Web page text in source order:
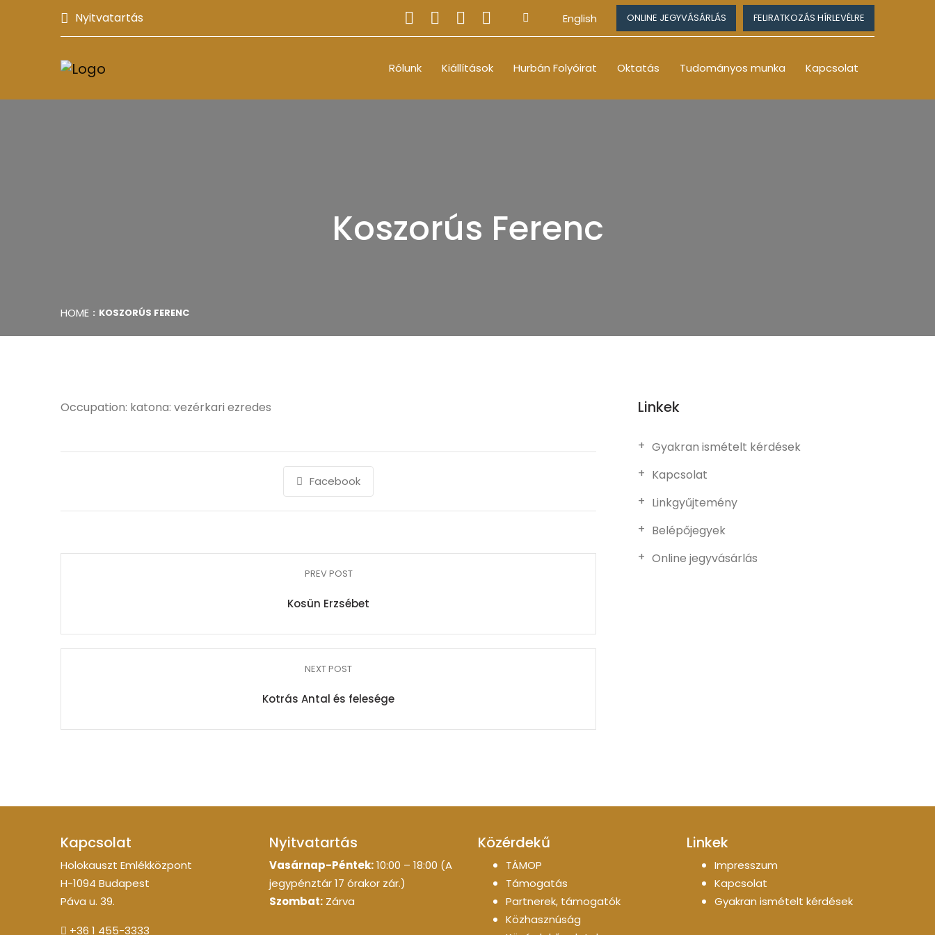
Nyitvatartás English ONLINE JEGYVÁSÁRLÁS FELIRATKOZÁS HÍRLEVÉLRE
Rólunk Kiállítások Hurbán Folyóirat Oktatás Tudományos munka Kapcsolat
Koszorús Ferenc
HOME KOSZORÚS FERENC
Occupation: katona: vezérkari ezredes
Facebook
PREV POST
Kosün Erzsébet
NEXT POST
Kotrás Antal és felesége
Linkek
Gyakran ismételt kérdések
Kapcsolat
Linkgyűjtemény
Belépőjegyek
Online jegyvásárlás
Kapcsolat
Holokauszt Emlékközpont
H-1094 Budapest
Páva u. 39.
+36 1 455-3333
Nyitvatartás
Vasárnap-Péntek:10:00 – 18:00 (A
jegypénztár 17 órakor zár.)
Szombat: Zárva
Közérdekű
TÁMOP
Támogatás
Partnerek, támogatók
Közhasznúság
Linkek
Impresszum
Kapcsolat
Gyakran ismételt kérdések